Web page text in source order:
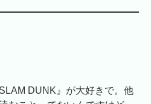
DUNK』が大好きで。他